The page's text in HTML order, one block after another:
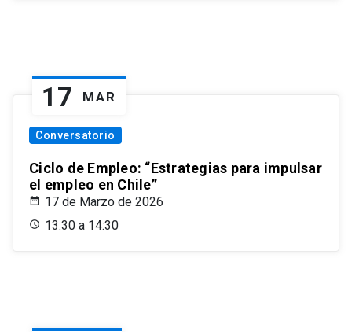
17 MAR
Conversatorio
Ciclo de Empleo: “Estrategias para impulsar
el empleo en Chile”
17 de Marzo de 2026
13:30 a 14:30